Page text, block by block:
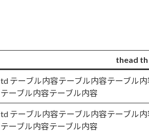
thead th
td テーブル内容テーブル内容テーブル
テーブル内容テーブル内容
td テーブル内容テーブル内容テーブル
テーブル内容テーブル内容